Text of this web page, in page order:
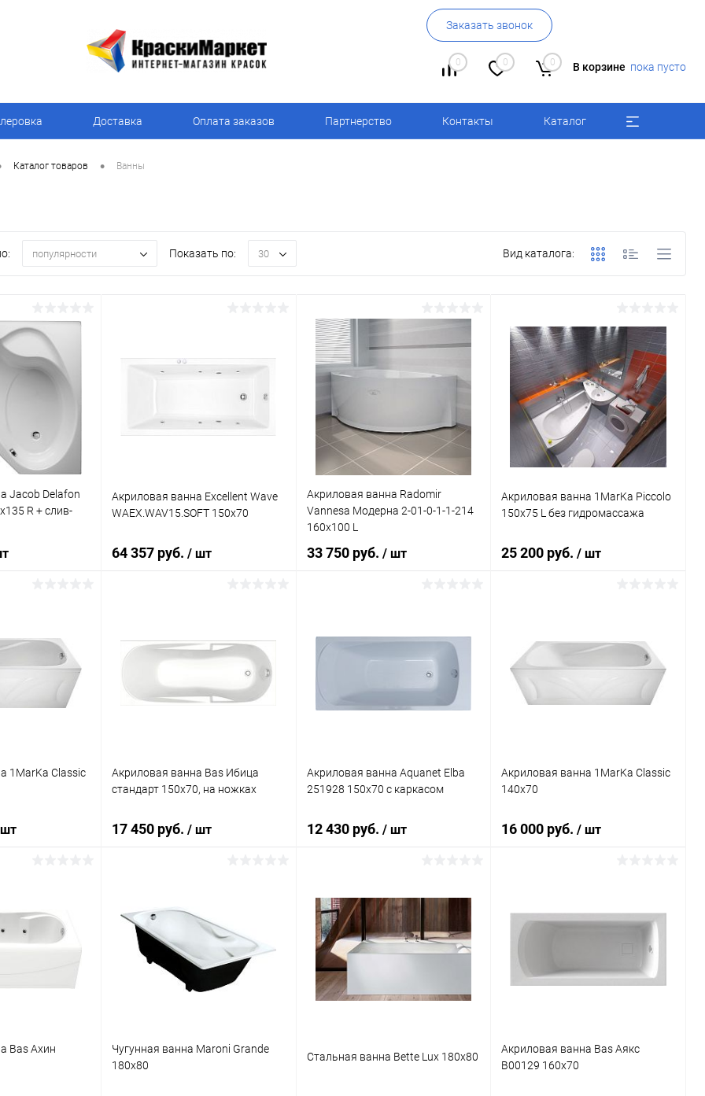
Заказать звонок
0 0 0 В корзине пока пусто
Доставка Оплата заказов Партнерство Контакты Каталог
Каталог товаров • Ванны
популярности Показать по: 30 Вид каталога:
Jacob Delafon
R + слив-
Сравнение
Под заказ
Акриловая ванна Excellent Wave
WAEX.WAV15.SOFT 150x70
64 357 руб. / шт
Купить в 1 клик Сравнение
В избранное Недоступно
Акриловая ванна Radomir
Vannesa Модерна 2-01-0-1-1-214
160x100 L
33 750 руб. / шт
Купить в 1 клик Сравнение
Недоступно
Акриловая ванна 1MarKa Piccolo
150x75 L без гидромассажа
25 200 руб./ шт
Купить в 1 клик Сравнение
В избранное Недоступно
1MarKa Classic
Сравнение
Акриловая ванна Bas Ибица
стандарт 150x70, на ножках
17 450 руб. / шт
Купить в 1 клик Сравнение
В избранное Недоступно
Акриловая ванна Aquanet Elba
251928 150x70 с каркасом
12 430 руб. / шт
Подписаться
Купить в 1 клик Сравнение
В избранное
Акриловая ванна 1MarKa Classic
140x70
16 000 руб./ шт
Купить в 1 клик Сравнение
В избранное
Bas Ахин
Чугунная ванна Maroni Grande
180x80
Стальная ванна Bette Lux 180x80
Акриловая ванна Bas Аякс
В00129 160x70